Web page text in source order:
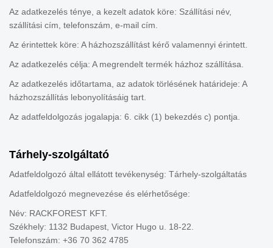
Az adatkezelés ténye, a kezelt adatok köre: Szállítási név,
szállítási cím, telefonszám, e-mail cím.
Az érintettek köre: A házhozszállítást kérő valamennyi érintett.
Az adatkezelés célja: A megrendelt termék házhoz szállítása.
Az adatkezelés időtartama, az adatok törlésének határideje: A
házhozszállítás lebonyolításáig tart.
Az adatfeldolgozás jogalapja: 6. cikk (1) bekezdés c) pontja.
Tárhely-szolgáltató
Adatfeldolgozó által ellátott tevékenység: Tárhely-szolgáltatás
Adatfeldolgozó megnevezése és elérhetősége:
Név: RACKFOREST KFT.
Székhely: 1132 Budapest, Victor Hugo u. 18-22.
Telefonszám: +36 70 362 4785